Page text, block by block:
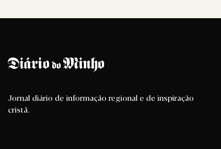
Jornal diário de informação regional e de inspiração
cristã.